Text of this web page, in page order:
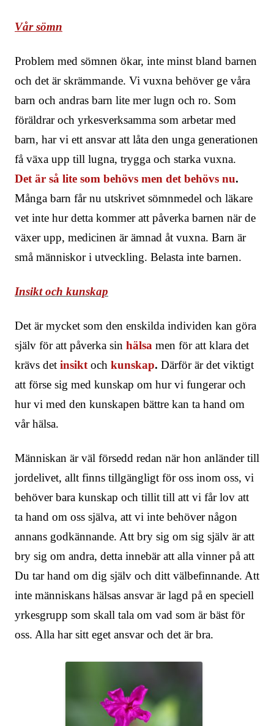
Vår sömn
Problem med sömnen ökar, inte minst bland barnen
och det är skrämmande. Vi vuxna behöver ge våra
barn och andras barn lite mer lugn och ro. Som
föräldrar och yrkesverksamma som arbetar med
barn, har vi ett ansvar att låta den unga generationen
få växa upp till lugna, trygga och starka vuxna.
Det är så lite som behövs men det behövs nu.
Många barn får nu utskrivet sömnmedel och läkare
vet inte hur detta kommer att påverka barnen när de
växer upp, medicinen är ämnad åt vuxna. Barn är
små människor i utveckling. Belasta inte barnen.
Insikt och kunskap
Det är mycket som den enskilda individen kan göra
själv för att påverka sin hälsa men för att klara det
krävs det insiktoch kunskap. Därför är det viktigt
att förse sig med kunskap om hur vi fungerar och
hur vi med den kunskapen bättre kan ta hand om
vår hälsa.
Människan är väl försedd redan när hon anländer till
jordelivet, allt finns tillgängligt för oss inom oss, vi
behöver bara kunskap och tillit till att vi får lov att
ta hand om oss själva, att vi inte behöver någon
annans godkännande. Att bry sig om sig själv är att
bry sig om andra, detta innebär att alla vinner på att
Du tar hand om dig själv och ditt välbefinnande. Att
inte människans hälsas ansvar är lagd på en speciell
yrkesgrupp som skall tala om vad som är bäst för
oss. Alla har sitt eget ansvar och det är bra.